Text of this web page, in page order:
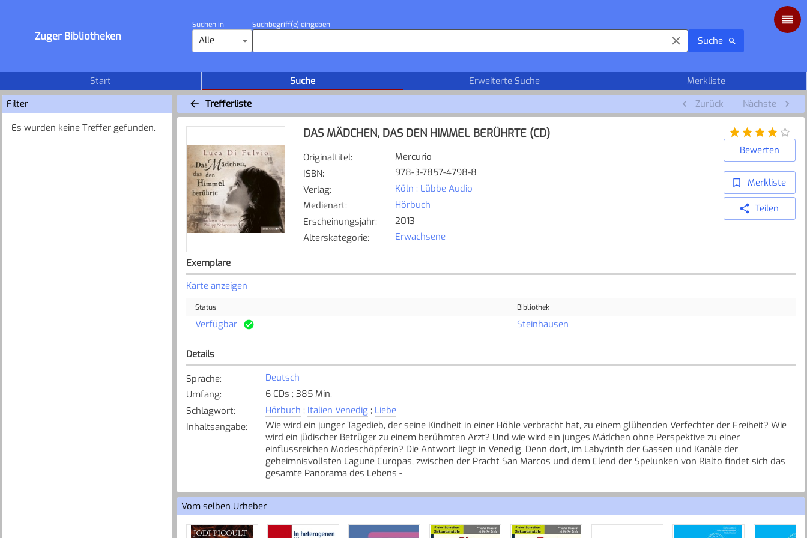
Zuger Bibliotheken
Suchen in
Alle
Suchbegriff(e) eingeben
Suche
Start Suche Erweiterte Suche
Merkliste
Filter
Es wurden keine Treffer gefunden.
Trefferliste Zurück Nächste
DAS MÄDCHEN, DAS DEN HIMMEL BERÜHRTE (CD)
Originaltitel:
Mercurio
ISBN:
978-3-7857-4798-8
Verlag:
Köln : Lübbe Audio
Medienart:
Hörbuch
Erscheinungsjahr:
2013
Alterskategorie: Erwachsene
Bewerten
Merkliste
Teilen
Exemplare
Karte anzeigen
Status Bibliothek
Verfügbar Steinhausen
Details
Sprache:
Deutsch
Umfang:
6 CDs ; 385 Min.
Schlagwort: Hörbuch ; Italien Venedig; Liebe
Inhaltsangabe:
Wie wird ein junger Tagedieb, der seine Kindheit in einer Höhle verbracht hat, zu einem glühenden Verfechter der Freiheit? Wie
wird ein jüdischer Betrüger zu einem berühmten Arzt? Und wie wird ein junges Mädchen ohne Perspektive zu einer
einflussreichen Modeschöpferin? Die Antwort liegt in Venedig. Denn dort, im Labyrinth der Gassen und Kanäle der
geheimnisvollsten Lagune Europas, zwischen der Pracht San Marcos und dem Elend der Spelunken von Rialto findet sich das
gesamte Panorama des Lebens -
Vom selben Urheber